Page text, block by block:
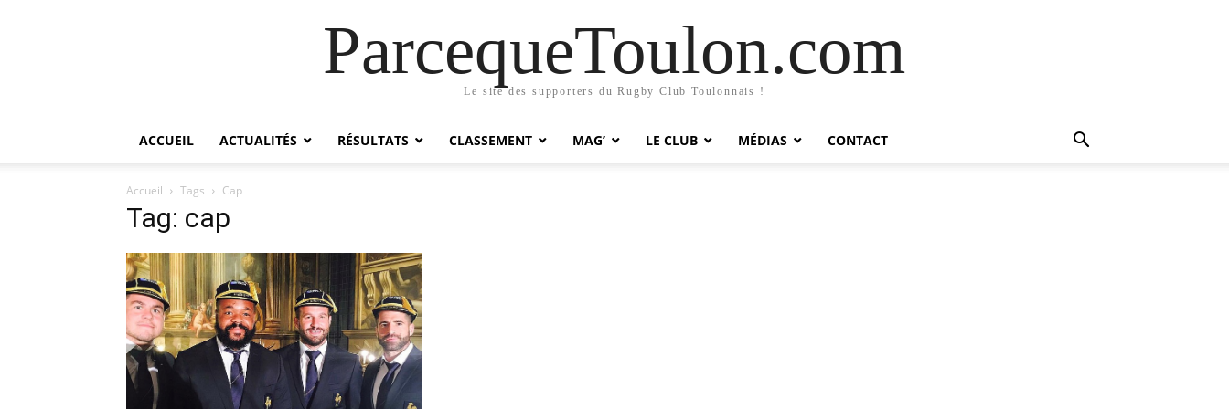
ParcequeToulon.com
Le site des supporters du Rugby Club Toulonnais !
ACCUEIL ACTUALITÉS RÉSULTATS CLASSEMENT MAG’ LE CLUB MÉDIAS CONTACT
Accueil Tags Cap
Tag: cap